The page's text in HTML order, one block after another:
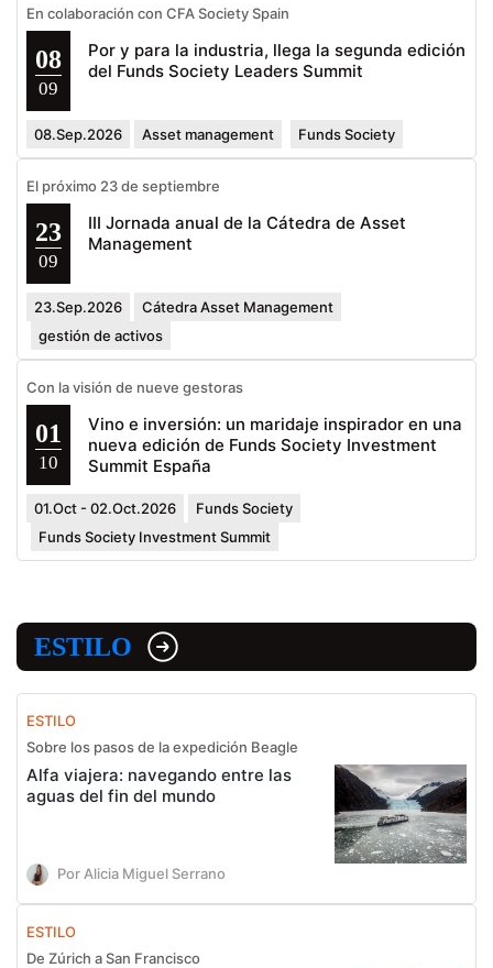
En colaboración con CFA Society Spain
08
09
Por y para la industria, llega la segunda edición
del Funds Society Leaders Summit
08.Sep.2026 Asset management Funds Society
El próximo 23 de septiembre
23
09
III Jornada anual de la Cátedra de Asset
Management
23.Sep.2026
Cátedra Asset Management
gestión de activos
Con la visión de nueve gestoras
01
10
Vino e inversión: un maridaje inspirador en una
nueva edición de Funds Society Investment
Summit España
01.Oct - 02.Oct.2026
Funds Society
Funds Society Investment Summit
ESTILO
ESTILO
Sobre los pasos de la expedición Beagle
Alfa viajera: navegando entre las
aguas del fin del mundo
Por Alicia Miguel Serrano
ESTILO
De Zúrich a San Francisco